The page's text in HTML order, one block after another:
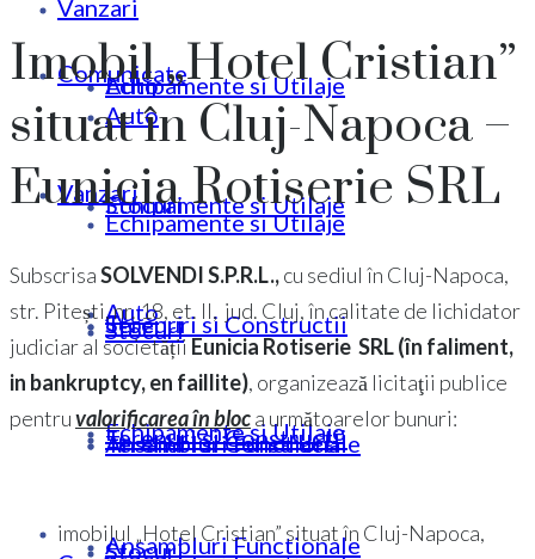
Echipamente si Utilaje
Stocuri
Terenuri si Constructii
Ansambluri Functionale
Auto
Echipamente si Utilaje
Stocuri
Terenuri si Constructii
Vanzari
Auto
Echipamente si Utilaje
Stocuri
Terenuri si Constructii
Ansambluri Functionale
Comunicate
Vanzari
Auto
Echipamente si Utilaje
Stocuri
Imobil „Hotel Cristian”
situat în Cluj-Napoca –
Eunicia Rotiserie SRL
SubscrisaSOLVENDI S.P.R.L.,cu sediul în Cluj-Napoca,
str. Pitești, nr. 18, et. II, jud. Cluj, în calitate de lichidator
judiciar al societății Eunicia Rotiserie SRL (în faliment,
in bankruptcy, en faillite), organizează licitaţii publice
pentruvalorificarea în bloca următoarelor bunuri:
imobilul „Hotel Cristian” situat în Cluj-Napoca,